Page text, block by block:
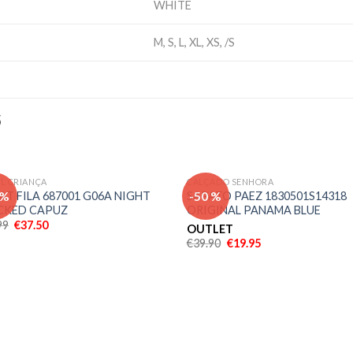
WHITE
M, S, L, XL, XS, /S
Adicionar
aos meus
CRIANÇA
FILA 687001 G06A NIGHT
CAPUZ
€37.50
-50 %
aos
CALÇADO SENHORA
SAPATO PAEZ 1830501S14318
ORIGINAL PANAMA BLUE
OUTLET
€39.90 €19.95